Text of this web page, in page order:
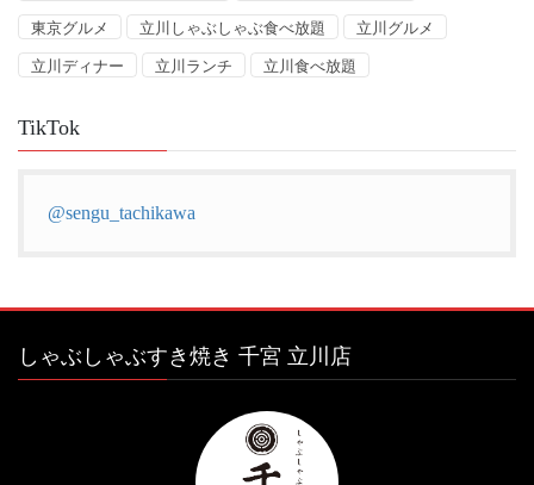
東京グルメ 立川しゃぶしゃぶ食べ放題 立川グルメ
立川ディナー 立川ランチ 立川食べ放題
TikTok
@sengu_tachikawa
しゃぶしゃぶすき焼き 千宮 立川店